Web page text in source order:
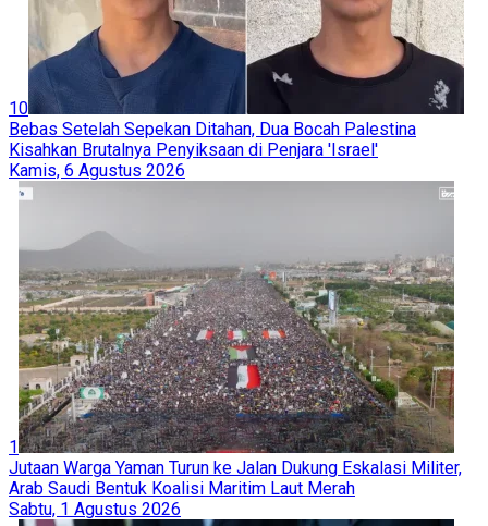
10
Bebas Setelah Sepekan Ditahan, Dua Bocah Palestina
Kisahkan Brutalnya Penyiksaan di Penjara 'Israel'
Kamis, 6 Agustus 2026
1
Jutaan Warga Yaman Turun ke Jalan Dukung Eskalasi Militer,
Arab Saudi Bentuk Koalisi Maritim Laut Merah
Sabtu, 1 Agustus 2026